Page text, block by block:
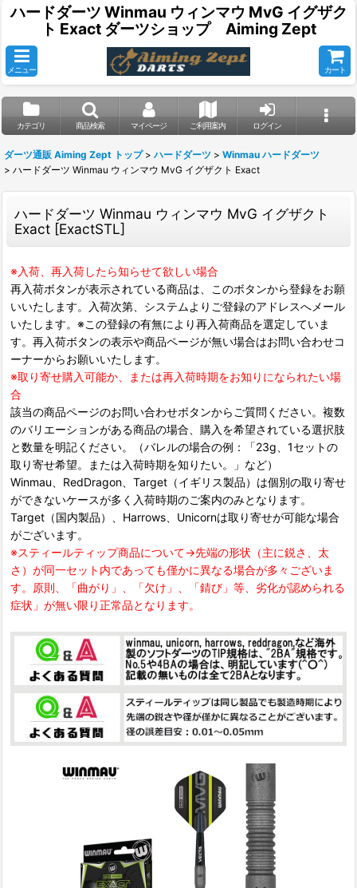
ハードダーツ Winmau ウィンマウ MvG イグザク
ト Exact ダーツショップ Aiming Zept
メニュー カート
カテゴリ 商品検索 マイページ ご利用案内 ログイン
ダーツ通販 Aiming Zept トップ > ハードダーツ > Winmau ハードダーツ
> ハードダーツ Winmau ウィンマウ MvG イグザクト Exact
ハードダーツ Winmau ウィンマウ MvG イグザクト
Exact [ExactSTL]
※入荷、再入荷したら知らせて欲しい場合
再入荷ボタンが表示されている商品は、このボタンから登録をお願
いいたします。入荷次第、システムよりご登録のアドレスへメール
いたします。※この登録の有無により再入荷商品を選定していま
す。再入荷ボタンの表示や商品ページが無い場合はお問い合わせコ
ーナーからお願いいたします。
※取り寄せ購入可能か、または再入荷時期をお知りになられたい場
合
該当の商品ページのお問い合わせボタンからご質問ください。複数
のバリエーションがある商品の場合、購入を希望されている選択肢
と数量を明記ください。（バレルの場合の例：「23g、1セットの
取り寄せ希望。または入荷時期を知りたい。」など）
Winmau、RedDragon、Target（イギリス製品）は個別の取り寄せ
ができないケースが多く入荷時期のご案内のみとなります。
Target（国内製品）、Harrows、Unicornは取り寄せが可能な場合
がございます。
※スティールティップ商品について→先端の形状（主に鋭さ、太
さ）が同一セット内であっても僅かに異なる場合が多々ございま
す。原則、「曲がり」、「欠け」、「錆び」等、劣化が認められる
症状」が無い限り正常品となります。